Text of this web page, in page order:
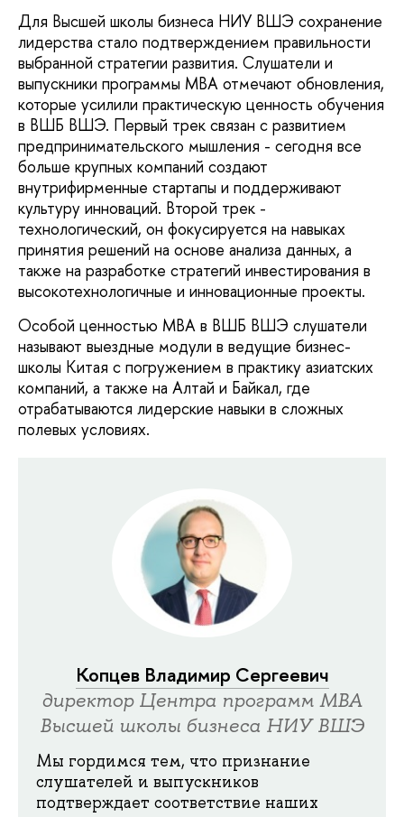
Для Высшей школы бизнеса НИУ ВШЭ сохранение
лидерства стало подтверждением правильности
выбранной стратегии развития. Слушатели и
выпускники программы MBA отмечают обновления,
которые усилили практическую ценность обучения
в ВШБ ВШЭ. Первый трек связан с развитием
предпринимательского мышления - сегодня все
больше крупных компаний создают
внутрифирменные стартапы и поддерживают
культуру инноваций. Второй трек -
технологический, он фокусируется на навыках
принятия решений на основе анализа данных, а
также на разработке стратегий инвестирования в
высокотехнологичные и инновационные проекты.
Особой ценностью MBA в ВШБ ВШЭ слушатели
называют выездные модули в ведущие бизнес-
школы Китая с погружением в практику азиатских
компаний, а также на Алтай и Байкал, где
отрабатываются лидерские навыки в сложных
полевых условиях.
Копцев Владимир Сергеевич
директор Центра программ MBA
Высшей школы бизнеса НИУ ВШЭ
Мы гордимся тем, что признание
слушателей и выпускников
подтверждает соответствие наших